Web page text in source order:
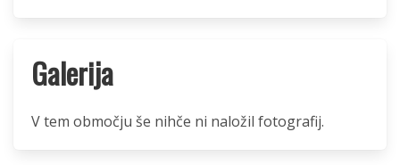
Galerija
V tem območju še nihče ni naložil fotografij.